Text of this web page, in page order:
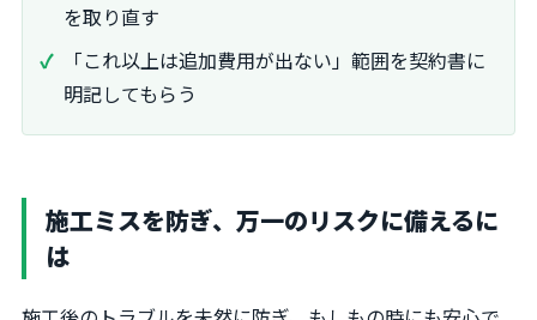
を取り直す
「これ以上は追加費用が出ない」範囲を契約書に
明記してもらう
施工ミスを防ぎ、万一のリスクに備えるに
は